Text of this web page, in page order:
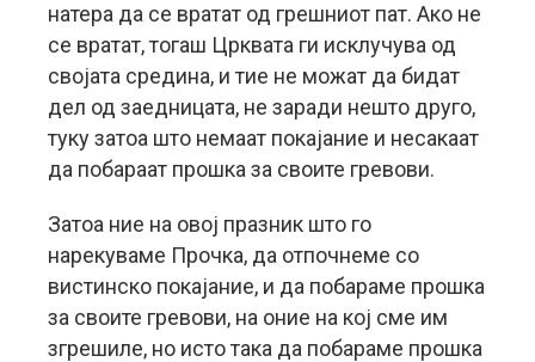
натера да се вратат од грешниот пат. Ако не
се вратат, тогаш Црквата ги исклучува од
својата средина, и тие не можат да бидат
дел од заедницата, не заради нешто друго,
туку затоа што немаат покајание и несакаат
да побараат прошка за своите гревови.
Затоа ние на овој празник што го
нарекуваме Прочка, да отпочнеме со
вистинско покајание, и да побараме прошка
за своите гревови, на оние на кој сме им
згрешиле, но исто така да побараме прошка